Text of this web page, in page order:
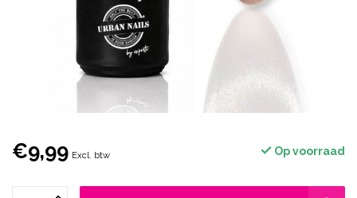
€9,99 Excl. btw Op voorraad